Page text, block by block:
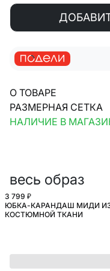
О ТОВАРЕ
РАЗМЕРНАЯ СЕТКА
НАЛИЧИЕ В
весь образ
3 799 ₽
ЮБКА-КАРАНДАШ МИДИ
КОСТЮМНОЙ ТКАНИ